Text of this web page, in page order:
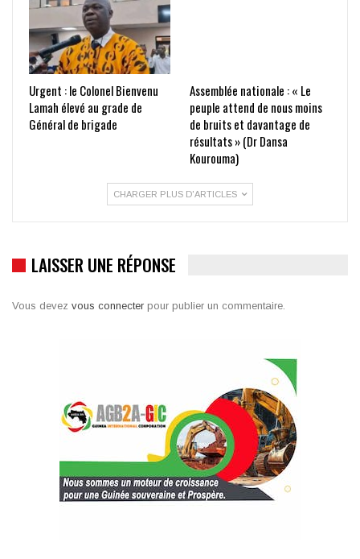
Urgent : le Colonel Bienvenu
Lamah élevé au grade de
Général de brigade
Assemblée nationale : « Le
peuple attend de nous moins
de bruits et davantage de
résultats » (Dr Dansa
Kourouma)
CHARGER PLUS D'ARTICLES
LAISSER UNE RÉPONSE
Vous devez vous connecter pour publier un commentaire.